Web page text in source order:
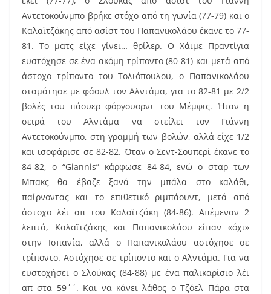
Αντετοκούνμπο βρήκε στόχο από τη γωνία (77-79) και ο
Καλαϊτζάκης από ασίστ του Παπανικολάου έκανε το 77-
81. Το ματς είχε γίνει… θρίλερ. Ο Χάιμε Πραντίγια
ευστόχησε σε ένα ακόμη τρίποντο (80-81) και μετά από
άστοχο τρίποντο του Τολιόπουλου, ο Παπανικολάου
σταμάτησε με φάουλ τον Αλντάμα, για το 82-81 με 2/2
βολές του πάουερ φόργουορντ του Μέμφις. Ήταν η
σειρά του Αλντάμα να στείλει τον Γιάννη
Αντετοκούνμπο, στη γραμμή των βολών, αλλά είχε 1/2
και ισοφάρισε σε 82-82. Όταν ο Σεντ-Σουπερί έκανε το
84-82, ο “Giannis” κάρφωσε 84-84, ενώ ο σταρ των
Μπακς θα έβαζε ξανά την μπάλα στο καλάθι,
παίρνοντας και το επιθετικό ριμπάουντ, μετά από
άστοχο λέι απ του Καλαϊτζάκη (84-86). Απέμεναν 2
λεπτά, Καλαϊτζάκης και Παπανικολάου είπαν «όχι»
στην Ισπανία, αλλά ο Παπανικολάου αστόχησε σε
τρίποντο. Αστόχησε σε τρίποντο και ο Αλντάμα. Για να
ευστοχήσει ο Σλούκας (84-88) με ένα παλικαρίσιο λέι
απ στα 59΄΄. Και να κάνει λάθος ο Τζόελ Πάρα στα